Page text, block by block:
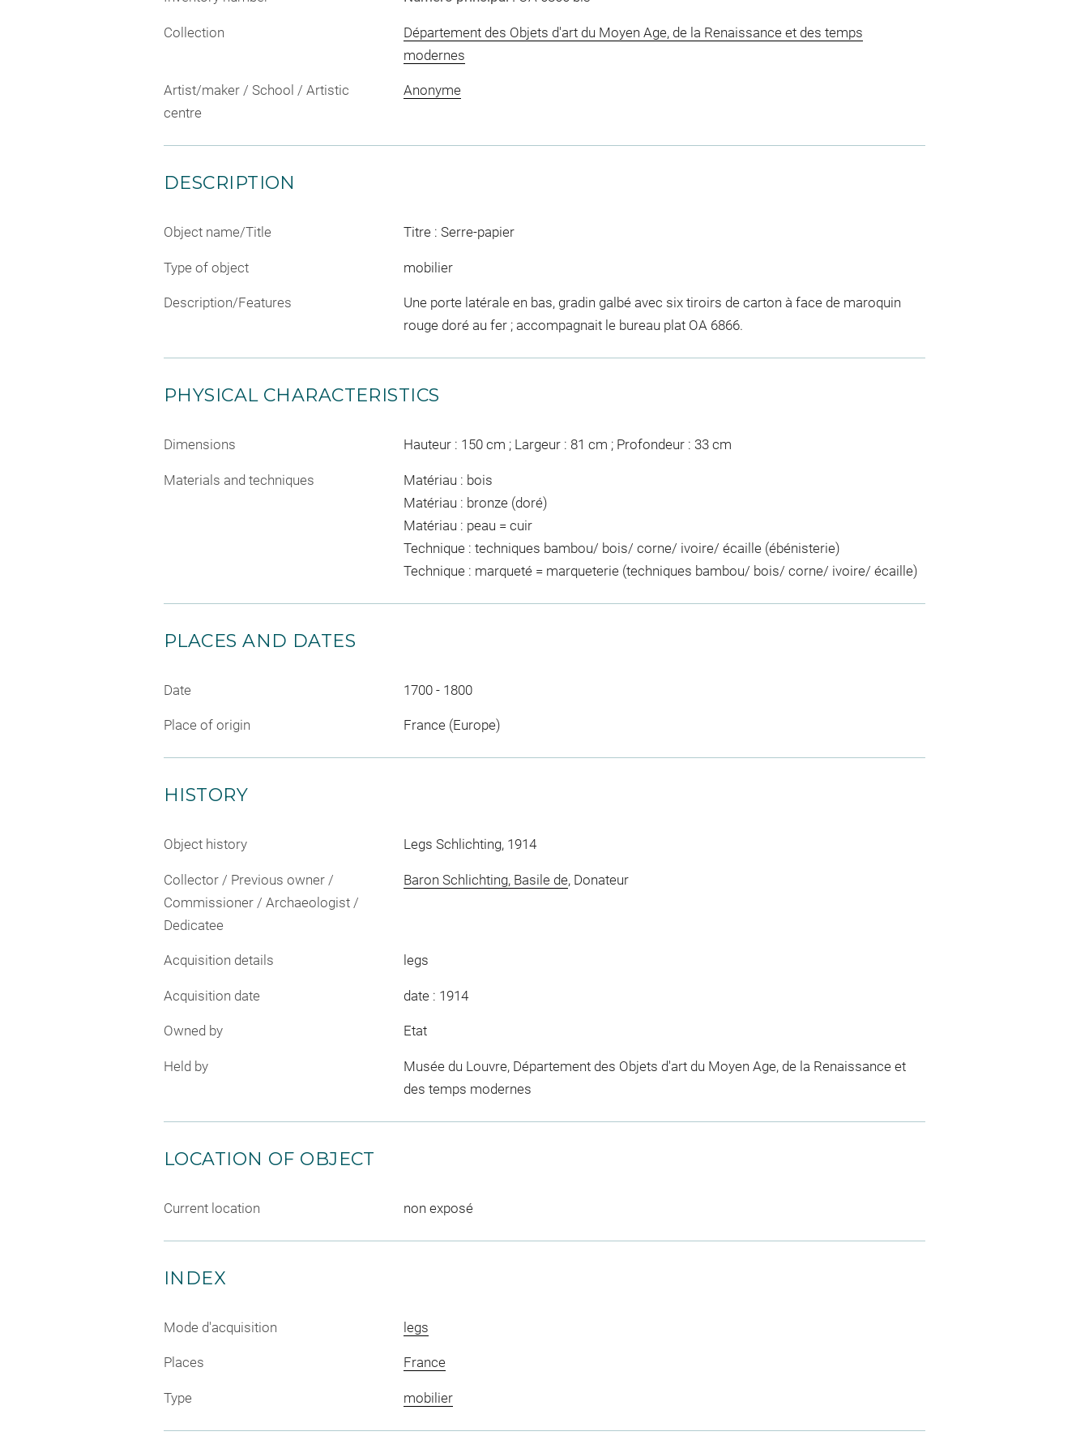
Collection
Département des Objets d'art du Moyen Age, de la Renaissance et des temps
modernes
Artist/maker / School / Artistic
centre
Anonyme
DESCRIPTION
Object name/Title Titre : Serre-papier
Type of object mobilier
Description/Features
Une porte latérale en bas, gradin galbé avec six tiroirs de carton à face de maroquin
rouge doré au fer ; accompagnait le bureau plat OA 6866.
PHYSICAL CHARACTERISTICS
Dimensions Hauteur : 150 cm ; Largeur : 81 cm ; Profondeur : 33 cm
Materials and techniques
Matériau : bois
Matériau : bronze (doré)
Matériau : peau = cuir
Technique : techniques bambou/ bois/ corne/ ivoire/ écaille (ébénisterie)
Technique : marqueté = marqueterie (techniques bambou/ bois/ corne/ ivoire/ écaille)
PLACES AND DATES
Date 1700 - 1800
Place of origin France (Europe)
HISTORY
Object history Legs Schlichting, 1914
Collector / Previous owner /
Commissioner / Archaeologist /
Dedicatee
Baron Schlichting, Basile de, Donateur
Acquisition details legs
Acquisition date date : 1914
Owned by Etat
Held by
Musée du Louvre, Département des Objets d'art du Moyen Age, de la Renaissance et
des temps modernes
LOCATION OF OBJECT
Current location non exposé
INDEX
Mode d'acquisition legs
Places France
Type mobilier